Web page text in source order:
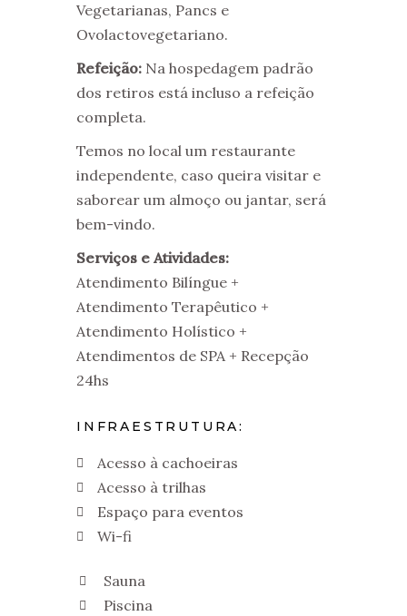
Vegetarianas, Pancs e
Ovolactovegetariano.
Refeição: Na hospedagem padrão
dos retiros está incluso a refeição
completa.
Temos no local um restaurante
independente, caso queira visitar e
saborear um almoço ou jantar, será
bem-vindo.
Serviços e Atividades:
Atendimento Bilíngue +
Atendimento Terapêutico +
Atendimento Holístico +
Atendimentos de SPA + Recepção
24hs
INFRAESTRUTURA:
Acesso à cachoeiras
Acesso à trilhas
Espaço para eventos
Wi-fi
Sauna
Piscina